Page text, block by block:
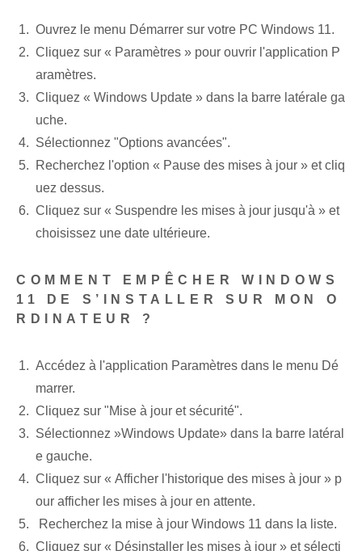
Ouvrez le menu Démarrer sur votre PC Windows 11.
Cliquez sur « Paramètres » pour ouvrir l'application P
aramètres.
⁢Cliquez⁣ « Windows⁣ Update » dans la barre latérale ga
uche.
Sélectionnez "Options avancées".
⁢Recherchez l'option « Pause des mises à jour » et cliq
uez dessus.
Cliquez sur « Suspendre les mises à jour jusqu'à » et
choisissez une date ultérieure.
COMMENT EMPÊCHER WINDOWS
11 DE S’INSTALLER SUR MON O
RDINATEUR ?
Accédez à l'application Paramètres dans le menu Dé
marrer.
Cliquez sur "Mise à jour et sécurité".
Sélectionnez ​»Windows Update» dans la barre latéral
e gauche.
Cliquez⁢ sur « Afficher l'historique des mises à jour » p
our afficher les mises à jour en attente.
⁤ Recherchez la mise à jour Windows⁢ 11‌ dans la liste.
Cliquez sur « Désinstaller les mises à jour » et sélecti